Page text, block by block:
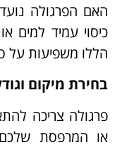
האם הפרגולה
כיסוי עמיד למים
הללו משפיעות על
בחירת מיקום
פרגולה צריכה
או המרפסת